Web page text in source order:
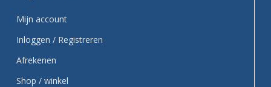
Mijn account
Inloggen / Registreren
Afrekenen
Shop / winkel